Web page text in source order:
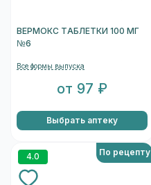
ВЕРМОКС ТАБЛЕТКИ 100 МГ
№6
Все формы выпуска
от 97 ₽
Выбрать аптеку
4.0 По рецепту